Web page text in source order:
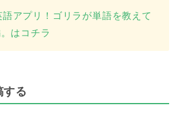
アプリ！ゴリラが単語を教えて
はコチラ
する